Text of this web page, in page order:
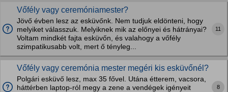
Vőfély vagy ceremóniamester?
Jövő évben lesz az esküvőnk. Nem tudjuk eldönteni, hogy
melyiket válasszuk. Melyiknek mik az előnyei és hátrányai?
Voltam mindkét fajta esküvőn, és valahogy a vőfély
szimpatikusabb volt, mert ő tényleg...
11
Vőfély vagy ceremónia mester megéri kis esküvőnél?
Polgári esküvő lesz, max 35 fővel. Utána étterem, vacsora,
háttérben laptop-ról megy a zene a vendégek igényeit
8